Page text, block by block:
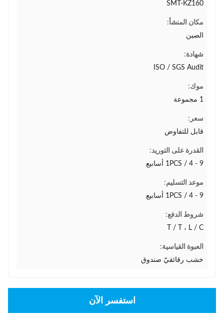
SMT-KZ160
مكان المنشأ:
الصين
شهادة:
ISO / SGS Audit
موك:
1 مجموعة
سعر:
قابل للتفاوض
القدرة على التوريد:
1PCS / 4 - 9 أسابيع
موعد التسليم:
1PCS / 4 - 9 أسابيع
شروط الدفع:
T / T ، L / C
العبوة القياسية:
خشب رقائقيّ صندوق
استفسر الآن